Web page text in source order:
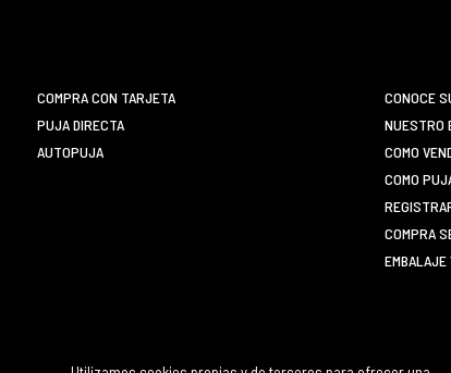
COMPRA CON TARJETA
PUJA DIRECTA
AUTOPUJA
CONOCE
NUESTRO
COMO
COMO
COMPRA
EMBALAJE